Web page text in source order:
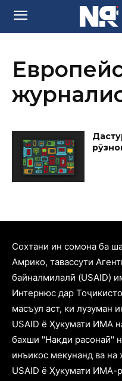
Cохтани ин сомона ба
Амрико, тавассути
байналмилалӣ (USAID)
Интернюс дар
масъул аст, ки лузуман
USAID ё Ҳукумати ИМА
бахши "Нақди расонаӣ"
инъикос мекунанд ва
USAID ё Ҳукумати ИМА-